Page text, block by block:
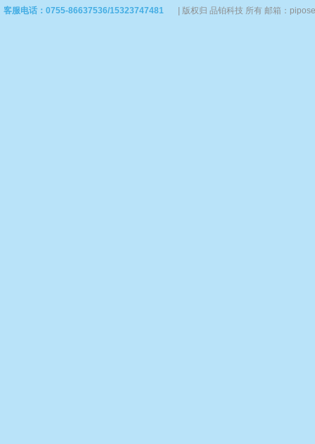
客服电话：0755-86637536/15323747481 版权归 品铂科技 所有 邮箱：